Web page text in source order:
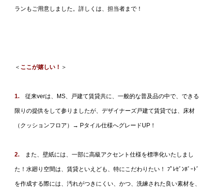
ランもご用意しました。詳しくは、担当者まで！
＜ ここが嬉しい！ ＞
1. 従来verは、MS、戸建て賃貸共に、一般的な普及品の中で、できる
限りの提供をして参りましたが、デザイナーズ戸建て賃貸では、床材
（クッションフロア）→ Pタイル仕様へグレードUP！
2. また、壁紙には、一部に高級アクセント仕様を標準化いたしまし
た！水廻り空間は、賃貸といえども、特にこだわりたい！ ﾌﾟﾚｾﾞﾝﾎﾞｰﾄﾞ
を作成する際には、汚れがつきにくい、かつ、洗練された良い素材を、